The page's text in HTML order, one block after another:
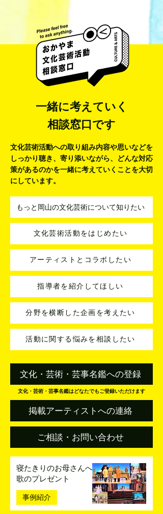
梅田彩香 Ayaka Umeda
文化芸術活動への取り組み内容や思いなどを
しっかり聴き、寄り添いながら、
どんな対応
策があるのかを一緒に考えていくことを大切
にしています。
文化・芸術・芸事名鑑への登録
掲載アーティストへの連絡
ご相談・お問い合わせ
文化・芸術・芸事名鑑はどなたでもご登録いただけます
アーティストとコラボしたい
もっと岡山の文化芸術について知りたい
文化芸術活動をはじめたい
分野を横断した企画を考えたい
活動に関する悩みを相談したい
指導者を紹介してほしい
一緒に考えていく
相談窓口です
寝たきりのお母さんへ
歌のプレゼント
事例紹介